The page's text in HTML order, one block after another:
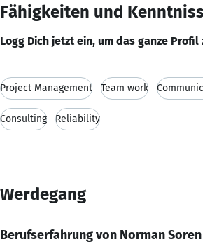
Fähigkeiten und
Logg Dich jetzt ein, um das ganze Profil
Project Management Team work
Consulting Reliability
Werdegang
Berufserfahrung von Norman Soren